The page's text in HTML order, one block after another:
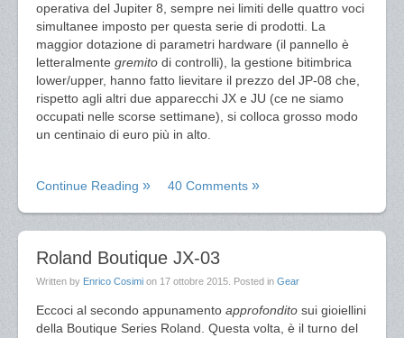
operativa del Jupiter 8, sempre nei limiti delle quattro voci
simultanee imposto per questa serie di prodotti. La
maggior dotazione di parametri hardware (il pannello è
letteralmente gremito di controlli), la gestione bitimbrica
lower/upper, hanno fatto lievitare il prezzo del JP-08 che,
rispetto agli altri due apparecchi JX e JU (ce ne siamo
occupati nelle scorse settimane), si colloca grosso modo
un centinaio di euro più in alto.
Continue Reading 40 Comments
Roland Boutique JX-03
Written by Enrico Cosimi on 17 ottobre 2015 . Posted in Gear
Eccoci al secondo appunamento approfondito sui gioiellini
della Boutique Series Roland. Questa volta, è il turno del